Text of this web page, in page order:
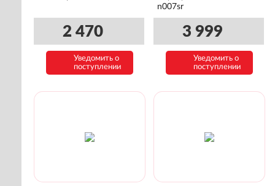
2 470
Уведомить о
поступлении
n007sr
3 999
Уведомить о
поступлении